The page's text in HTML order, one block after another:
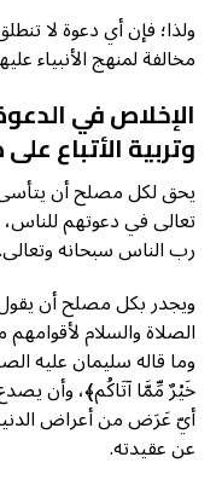
ولذا؛ فإن أي دعوة لا
مخالفة لمنهج الأنبياء
الإخلاص في
وتربية الأتباع
يحق لكل مصلح أن يتأسى
تعالى في دعوتهم للناس،
رب الناس سبحانه وتعالى.
ويجدر بكل مصلح أن يقول
الصلاة والسلام
وما قاله سليمان عليه
خَيْرٌ مِّمَّا آتَاكُم﴾، وأن
أيّ عَرَض من أعراض الدنيا
عن عقيدته.